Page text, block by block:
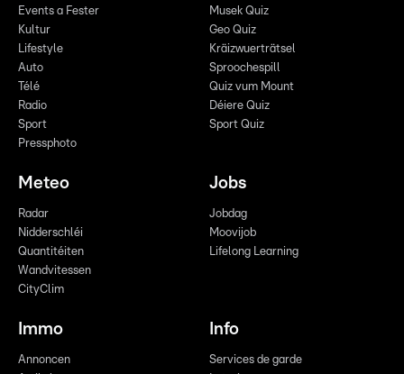
Events a Fester
Kultur
Lifestyle
Auto
Télé
Radio
Sport
Pressphoto
Musek Quiz
Geo Quiz
Kräizwuerträtsel
Sproochespill
Quiz vum Mount
Déiere Quiz
Sport Quiz
Meteo
Radar
Nidderschléi
Quantitéiten
Wandvitessen
CityClim
Jobs
Jobdag
Moovijob
Lifelong Learning
Immo
Annoncen
Info
Services de garde